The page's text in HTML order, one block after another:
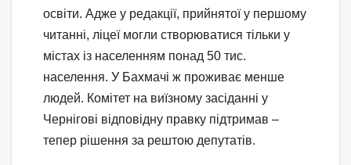
освіти. Адже у редакції, прийнятої у першому
читанні, ліцеї могли створюватися тільки у
містах із населенням понад 50 тис.
населення. У Бахмачі ж проживає менше
людей. Комітет на виїзному засіданні у
Чернігові відповідну правку підтримав –
тепер рішення за рештою депутатів.